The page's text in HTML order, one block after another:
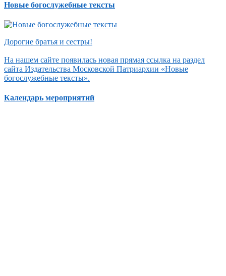
Новые богослужебные тексты
Дорогие братья и сестры!
На нашем сайте появилась новая прямая ссылка на раздел
сайта Издательства Московской Патриархии «Новые
богослужебные тексты».
Календарь мероприятий